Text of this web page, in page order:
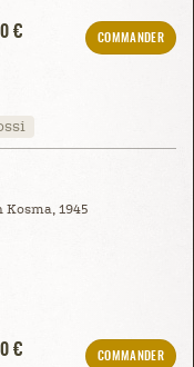
€
COMMANDER
1945
€
COMMANDER